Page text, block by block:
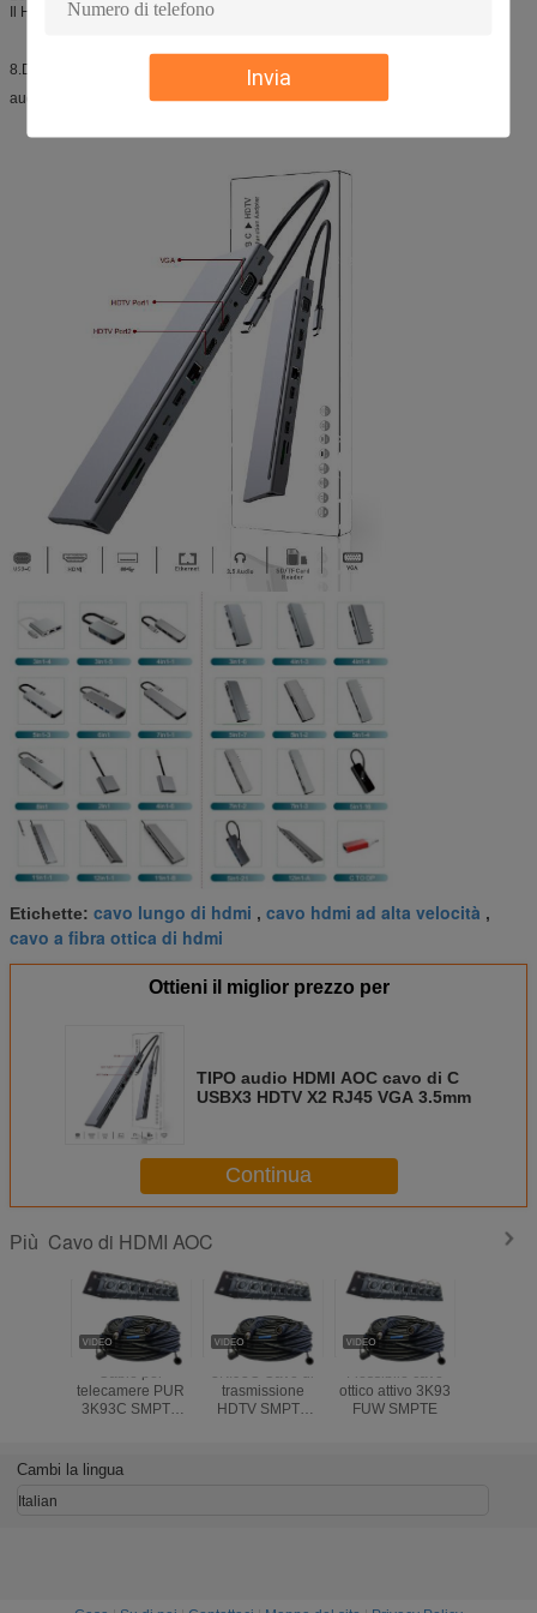
Invia
Il HDTV e VGA sostengono l'uscita simultanea 1080P.
8.DC 3.5Audio
audio uscita di 3.5mm
Etichette: cavo lungo di hdmi , cavo hdmi ad alta velocità ,
cavo a fibra ottica di hdmi
Ottieni il miglior prezzo per
TIPO audio HDMI AOC cavo di C
USBX3 HDTV X2 RJ45 VGA 3.5mm
Continua
Più Cavo di HDMI AOC
Cable per
telecamere PUR
3K93C SMPTE
Electric Hybrid
Connector Fiber
3K.93C Cavo di
trasmissione
HDTV SMPTE
Flessibile cavo
ottico attivo 3K93
FUW SMPTE
Cambi la lingua
Italian